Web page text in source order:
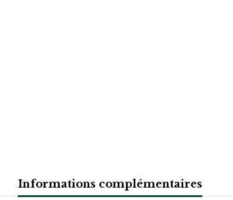
Informations complémentaires